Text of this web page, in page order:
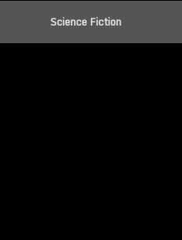
Science Fiction